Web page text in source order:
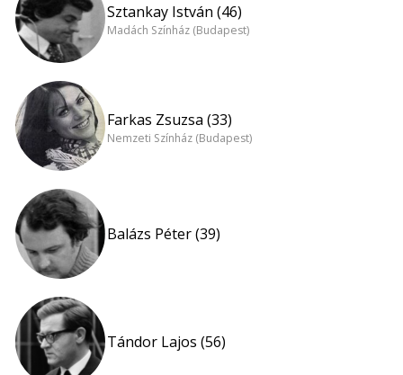
Sztankay István (46)
Madách Színház (Budapest)
Farkas Zsuzsa (33)
Nemzeti Színház (Budapest)
Balázs Péter (39)
Tándor Lajos (56)